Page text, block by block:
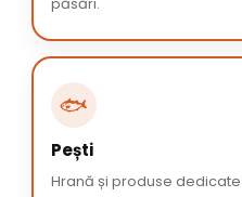
🐟
Pești
Hrană și produse